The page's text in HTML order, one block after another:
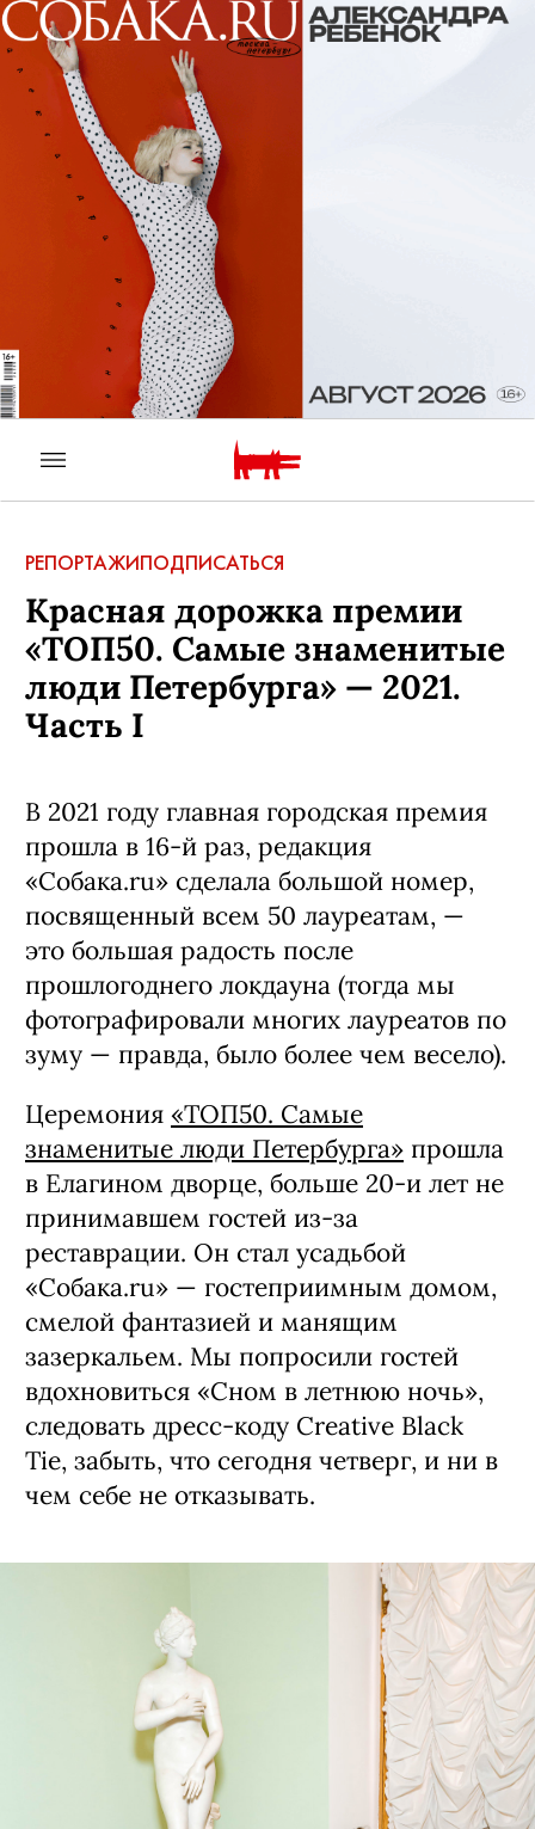
РЕПОРТАЖИПОДПИСАТЬСЯ
Красная дорожка премии
«ТОП50. Самые знаменитые
люди Петербурга» — 2021.
Часть I
В 2021 году главная городская премия
прошла в 16-й раз, редакция
«Собака.ru» сделала большой номер,
посвященный всем 50 лауреатам, —
это большая радость после
прошлогоднего локдауна (тогда мы
фотографировали многих лауреатов по
зуму — правда, было более чем весело).
Церемония «ТОП50. Самые
знаменитые люди Петербурга» прошла
в Елагином дворце, больше 20-и лет не
принимавшем гостей из-за
реставрации. Он стал усадьбой
«Собака.ru» — гостеприимным домом,
смелой фантазией и манящим
зазеркальем. Мы попросили гостей
вдохновиться «Сном в летнюю ночь»,
следовать дресс-коду Creative Black
Tie, забыть, что сегодня четверг, и ни в
чем себе не отказывать.